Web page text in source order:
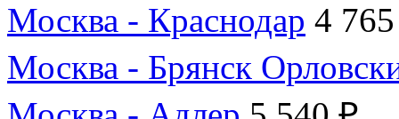
Москва - Краснодар 4
Москва - Брянск